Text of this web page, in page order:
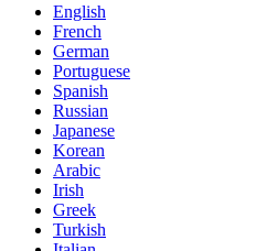
English
French
German
Portuguese
Spanish
Russian
Japanese
Korean
Arabic
Irish
Greek
Turkish